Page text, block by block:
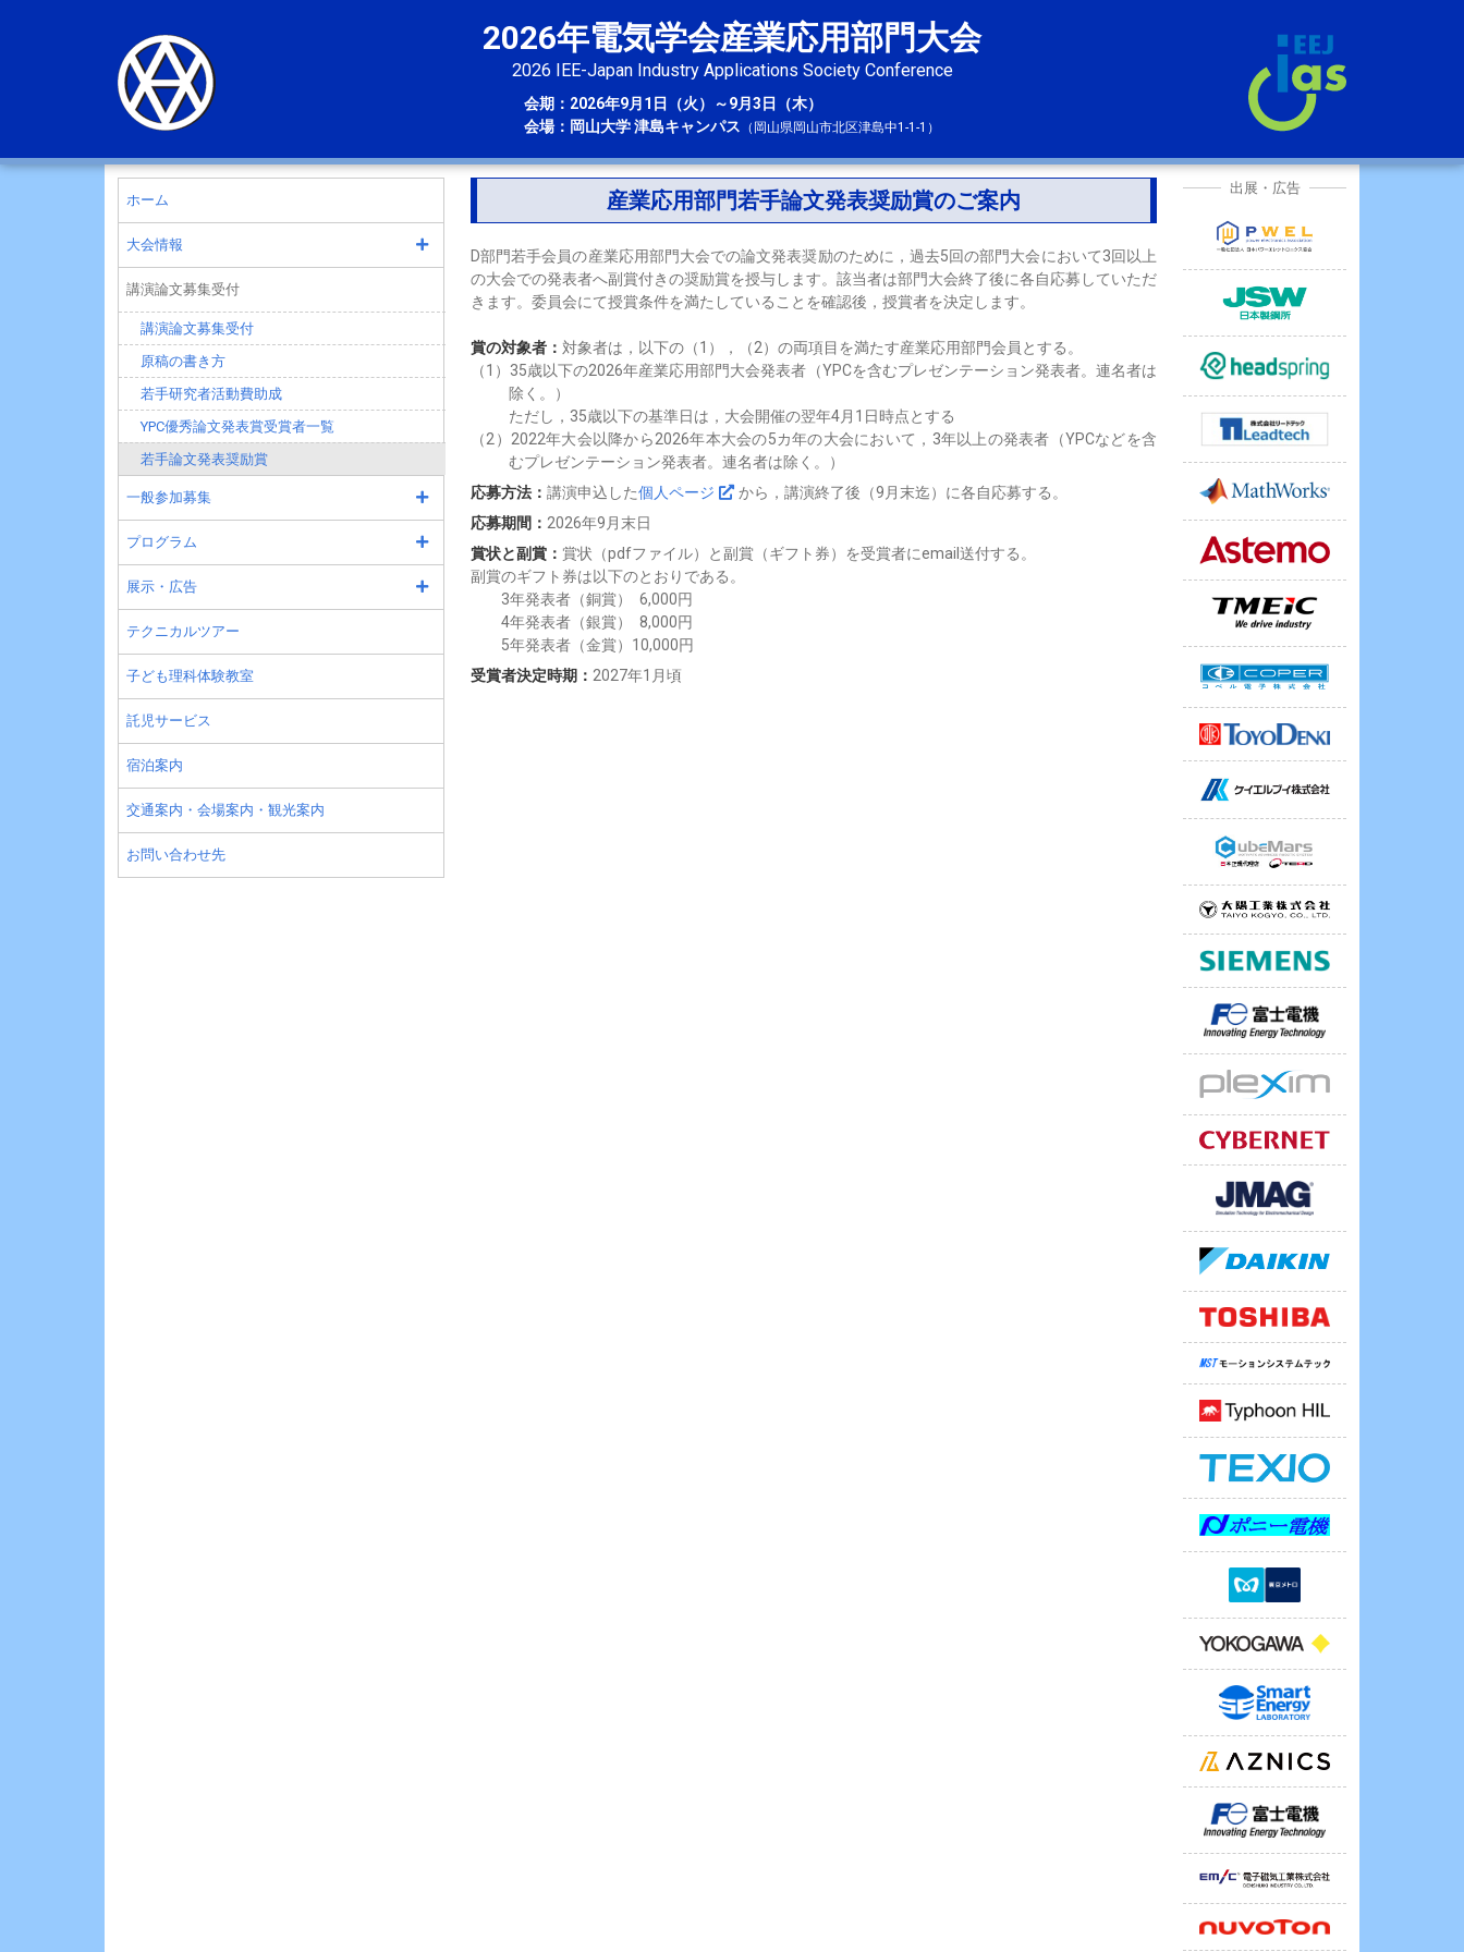
2026年電気学会産業応用部門大会
2026 IEE-Japan Industry Applications Society Conference
会期：2026年9月1日（火）～9月3日（木）
会場：岡山大学 津島キャンパス （岡山県岡山市北区津島中1-1-1）
ホーム
大会情報
講演論文募集受付
講演論文募集受付
原稿の書き方
若手研究者活動費助成
YPC優秀論文発表賞受賞者一覧
若手論文発表奨励賞
一般参加募集
プログラム
展示・広告
テクニカルツアー
子ども理科体験教室
託児サービス
宿泊案内
交通案内・会場案内・観光案内
お問い合わせ先
産業応用部門若手論文発表奨励賞のご案内
D部門若手会員の産業応用部門大会での論文発表奨励のために，過去5回の部門大会において3回以上
の大会での発表者へ副賞付きの奨励賞を授与します。該当者は部門大会終了後に各自応募していただ
きます。委員会にて授賞条件を満たしていることを確認後，授賞者を決定します。
賞の対象者： 対象者は，以下の（1），（2）の両項目を満たす産業応用部門会員とする。
35歳以下の2026年産業応用部門大会発表者（YPCを含むプレゼンテーション発表者。連名者は
除く。）
ただし，35歳以下の基準日は，大会開催の翌年4月1日時点とする
2022年大会以降から2026年本大会の5カ年の大会において，3年以上の発表者（YPCなどを含
むプレゼンテーション発表者。連名者は除く。）
応募方法： 講演申込した個人ページ
から，講演終了後（9月末迄）に各自応募する。
応募期間： 2026年9月末日
賞状と副賞： 賞状（pdfファイル）と副賞（ギフト券）を受賞者にemail送付する。
副賞のギフト券は以下のとおりである。
3年発表者（銅賞） 6,000円
4年発表者（銀賞） 8,000円
5年発表者（金賞）10,000円
受賞者決定時期： 2027年1月頃
出展・広告